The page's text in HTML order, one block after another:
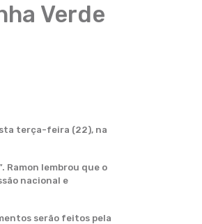
Verde
terça-feira (22), na
Ramon lembrou que o
nacional e
serão feitos pela